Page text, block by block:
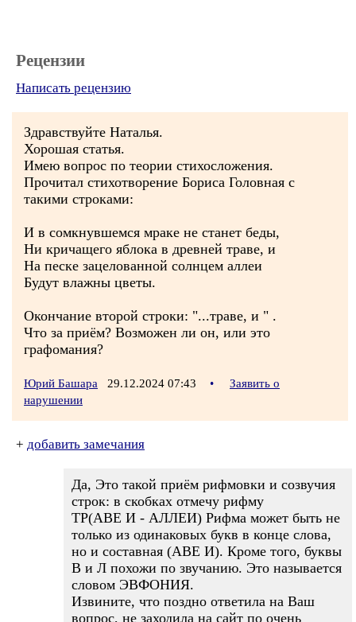
Рецензии
Написать рецензию
Здравствуйте Наталья.
Хорошая статья.
Имею вопрос по теории стихосложения.
Прочитал стихотворение Бориса Головная с
такими строками:
И в сомкнувшемся мраке не станет беды,
Ни кричащего яблока в древней траве, и
На песке зацелованной солнцем аллеи
Будут влажны цветы.
Окончание второй строки: "...траве, и " .
Что за приём? Возможен ли он, или это
графомания?
Юрий Башара 29.12.2024 07:43 •
Заявить о
нарушении
+ добавить замечания
Да, Это такой приём рифмовки и созвучия
строк: в скобках отмечу рифму
ТР(АВЕ И - АЛЛЕИ) Рифма может быть не
только из одинаковых букв в конце слова,
но и составная (АВЕ И). Кроме того, буквы
В и Л похожи по звучанию. Это называется
словом ЭВФОНИЯ.
Извините, что поздно ответила на Ваш
вопрос, не заходила на сайт по очень